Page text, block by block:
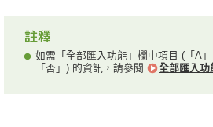
如需「全部匯入功能」欄中項目 (「A
「否」) 的資訊，請參閱
全部匯入功